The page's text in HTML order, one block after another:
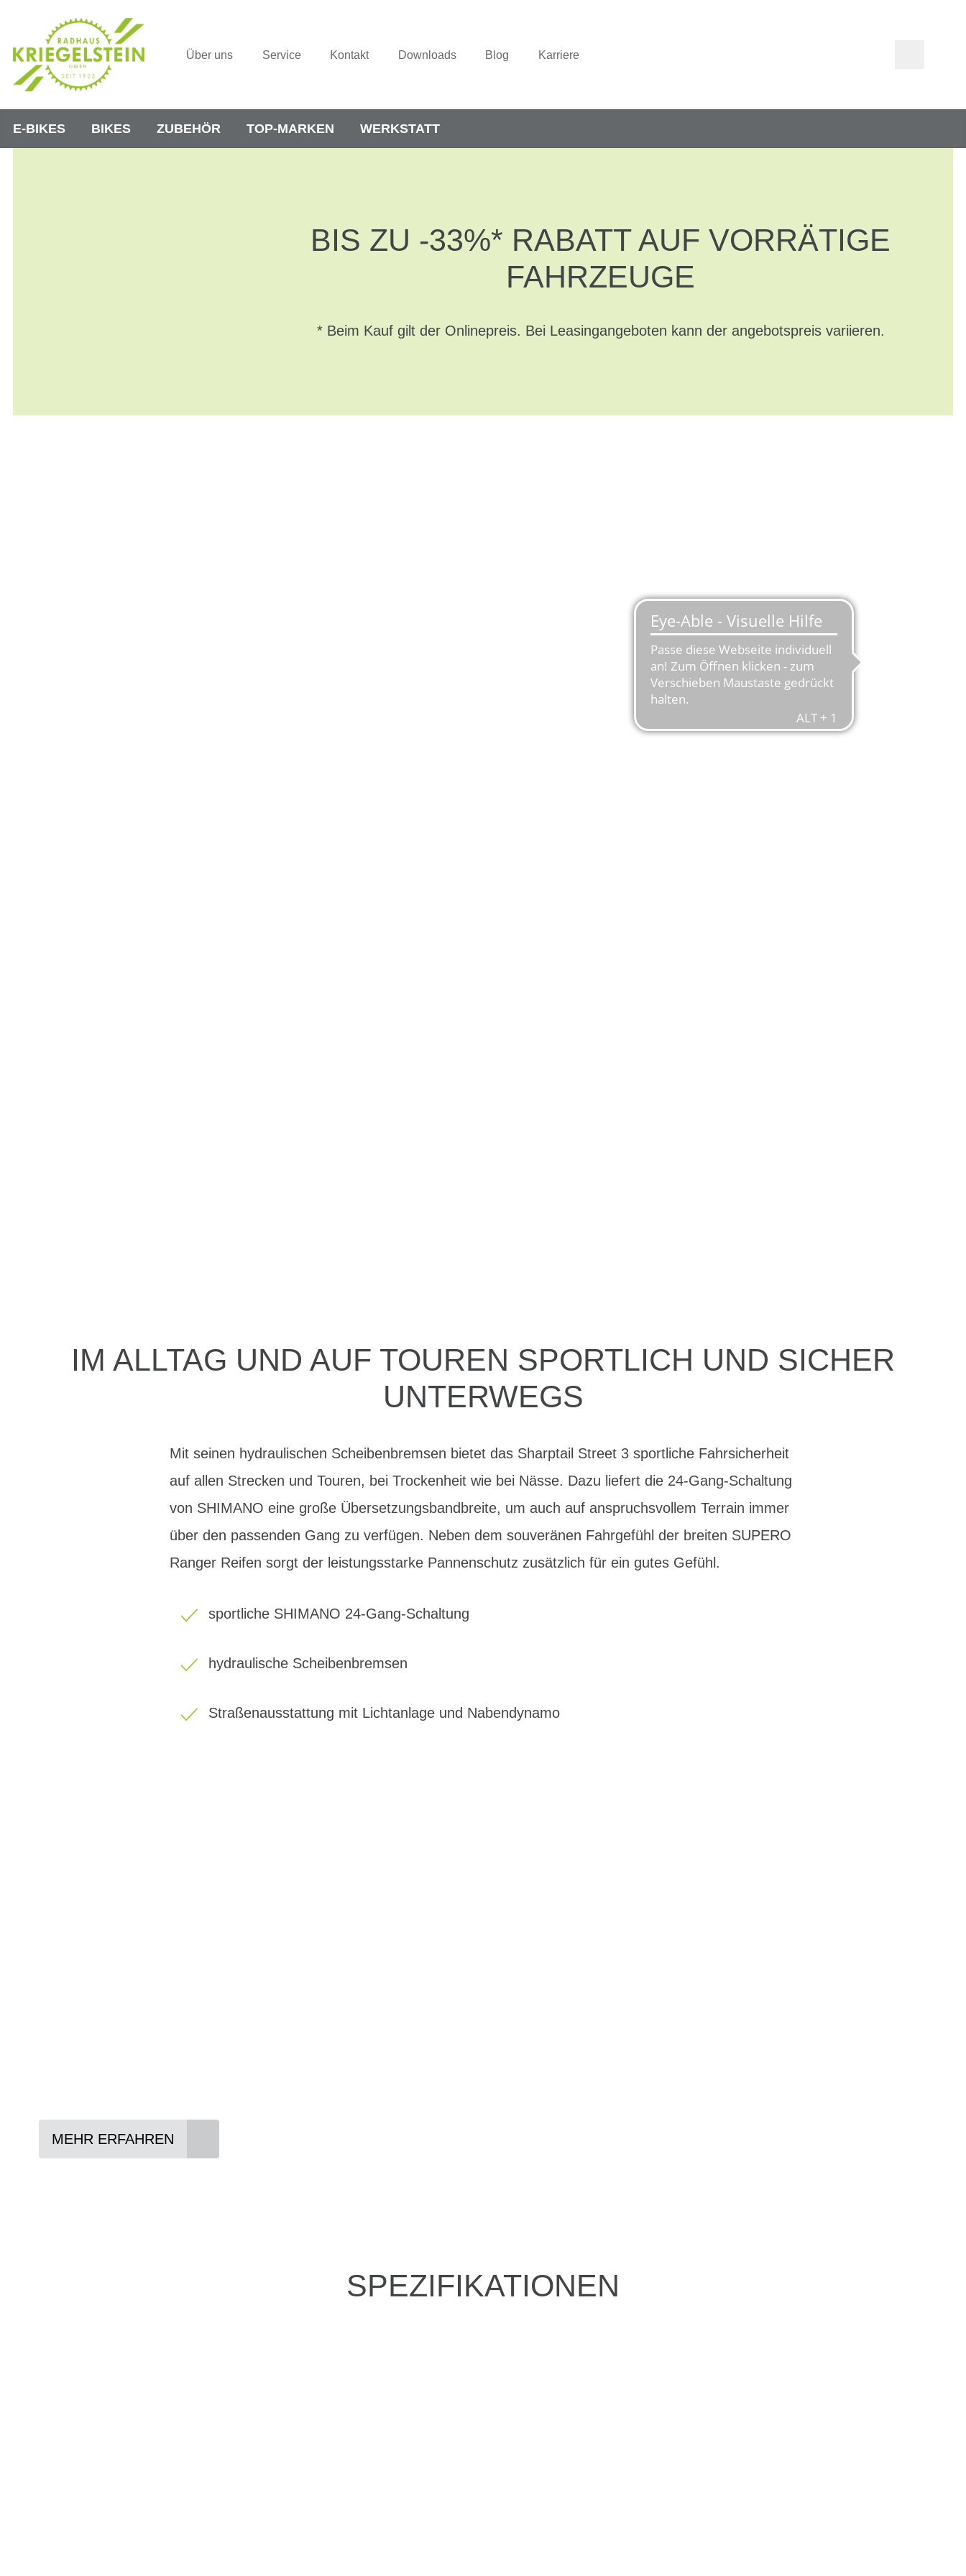
Über uns Service Kontakt Downloads Blog Karriere
E-BIKES BIKES ZUBEHÖR TOP-MARKEN WERKSTATT
BIS ZU -33%* RABATT AUF VORRÄTIGE
FAHRZEUGE
* Beim Kauf gilt der Onlinepreis. Bei Leasingangeboten kann der angebotspreis variieren.
IM ALLTAG UND AUF TOUREN SPORTLICH UND SICHER
UNTERWEGS
Mit seinen hydraulischen Scheibenbremsen bietet das Sharptail Street 3 sportliche Fahrsicherheit
auf allen Strecken und Touren, bei Trockenheit wie bei Nässe. Dazu liefert die 24-Gang-Schaltung
von SHIMANO eine große Übersetzungsbandbreite, um auch auf anspruchsvollem Terrain immer
über den passenden Gang zu verfügen. Neben dem souveränen Fahrgefühl der breiten SUPERO
Ranger Reifen sorgt der leistungsstarke Pannenschutz zusätzlich für ein gutes Gefühl.
sportliche SHIMANO 24-Gang-Schaltung
hydraulische Scheibenbremsen
Straßenausstattung mit Lichtanlage und Nabendynamo
MEHR ERFAHREN
SPEZIFIKATIONEN